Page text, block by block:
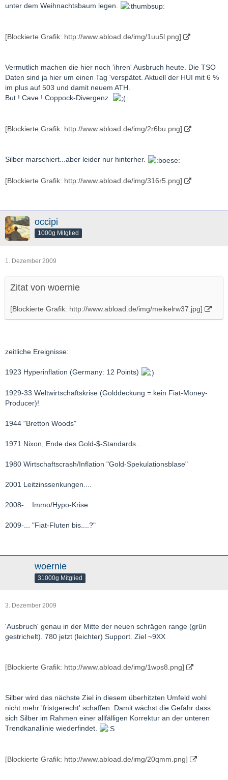
unter dem Weihnachtsbaum legen.
[Blockierte Grafik: http://www.abload.de/img/1uu5l.png]
Vermutlich machen die hier noch 'ihren' Ausbruch heute. Die TSO
Daten sind ja hier um einen Tag 'verspätet. Aktuell der HUI mit 6 %
im plus auf 503 und damit neuem ATH.
But ! Cave ! Coppock-Divergenz.
[Blockierte Grafik: http://www.abload.de/img/2r6bu.png]
Silber marschiert...aber leider nur hinterher.
[Blockierte Grafik: http://www.abload.de/img/316r5.png]
occipi
1000g Mitglied
1. Dezember 2009
Zitat von woernie
[Blockierte Grafik: http://www.abload.de/img/meikelrw37.jpg]
zeitliche Ereignisse:
1923 Hyperinflation (Germany: 12 Points)
1929-33 Weltwirtschaftskrise (Golddeckung = kein Fiat-Money-
Producer)!
1944 "Bretton Woods"
1971 Nixon, Ende des Gold-$-Standards...
1980 Wirtschaftscrash/Inflation "Gold-Spekulationsblase"
2001 Leitzinssenkungen....
2008-... Immo/Hypo-Krise
2009-... "Fiat-Fluten bis....?"
woernie
31000g Mitglied
3. Dezember 2009
'Ausbruch' genau in der Mitte der neuen schrägen range (grün
gestrichelt). 780 jetzt (leichter) Support. Ziel ~9XX
[Blockierte Grafik: http://www.abload.de/img/1wps8.png]
Silber wird das nächste Ziel in diesem überhitzten Umfeld wohl
nicht mehr 'fristgerecht' schaffen. Damit wächst die Gefahr dass
sich Silber im Rahmen einer allfälligen Korrektur an der unteren
Trendkanallinie wiederfindet.
[Blockierte Grafik: http://www.abload.de/img/20qmm.png]